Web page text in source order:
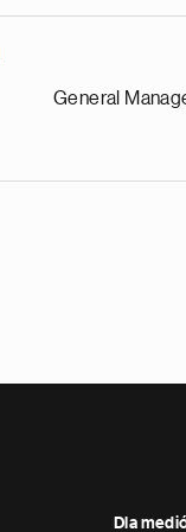
General
Dla